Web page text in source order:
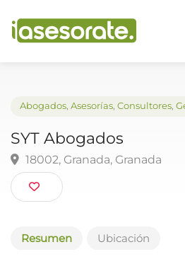
SYT Abogados
18002, Granada, Granada
Resumen Ubicación